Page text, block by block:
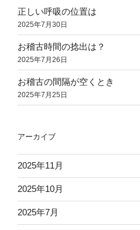
正しい呼吸の位置は
2025年7月30日
お稽古時間の捻出は？
2025年7月26日
お稽古の間隔が空くとき
2025年7月25日
アーカイブ
2025年11月
2025年10月
2025年7月